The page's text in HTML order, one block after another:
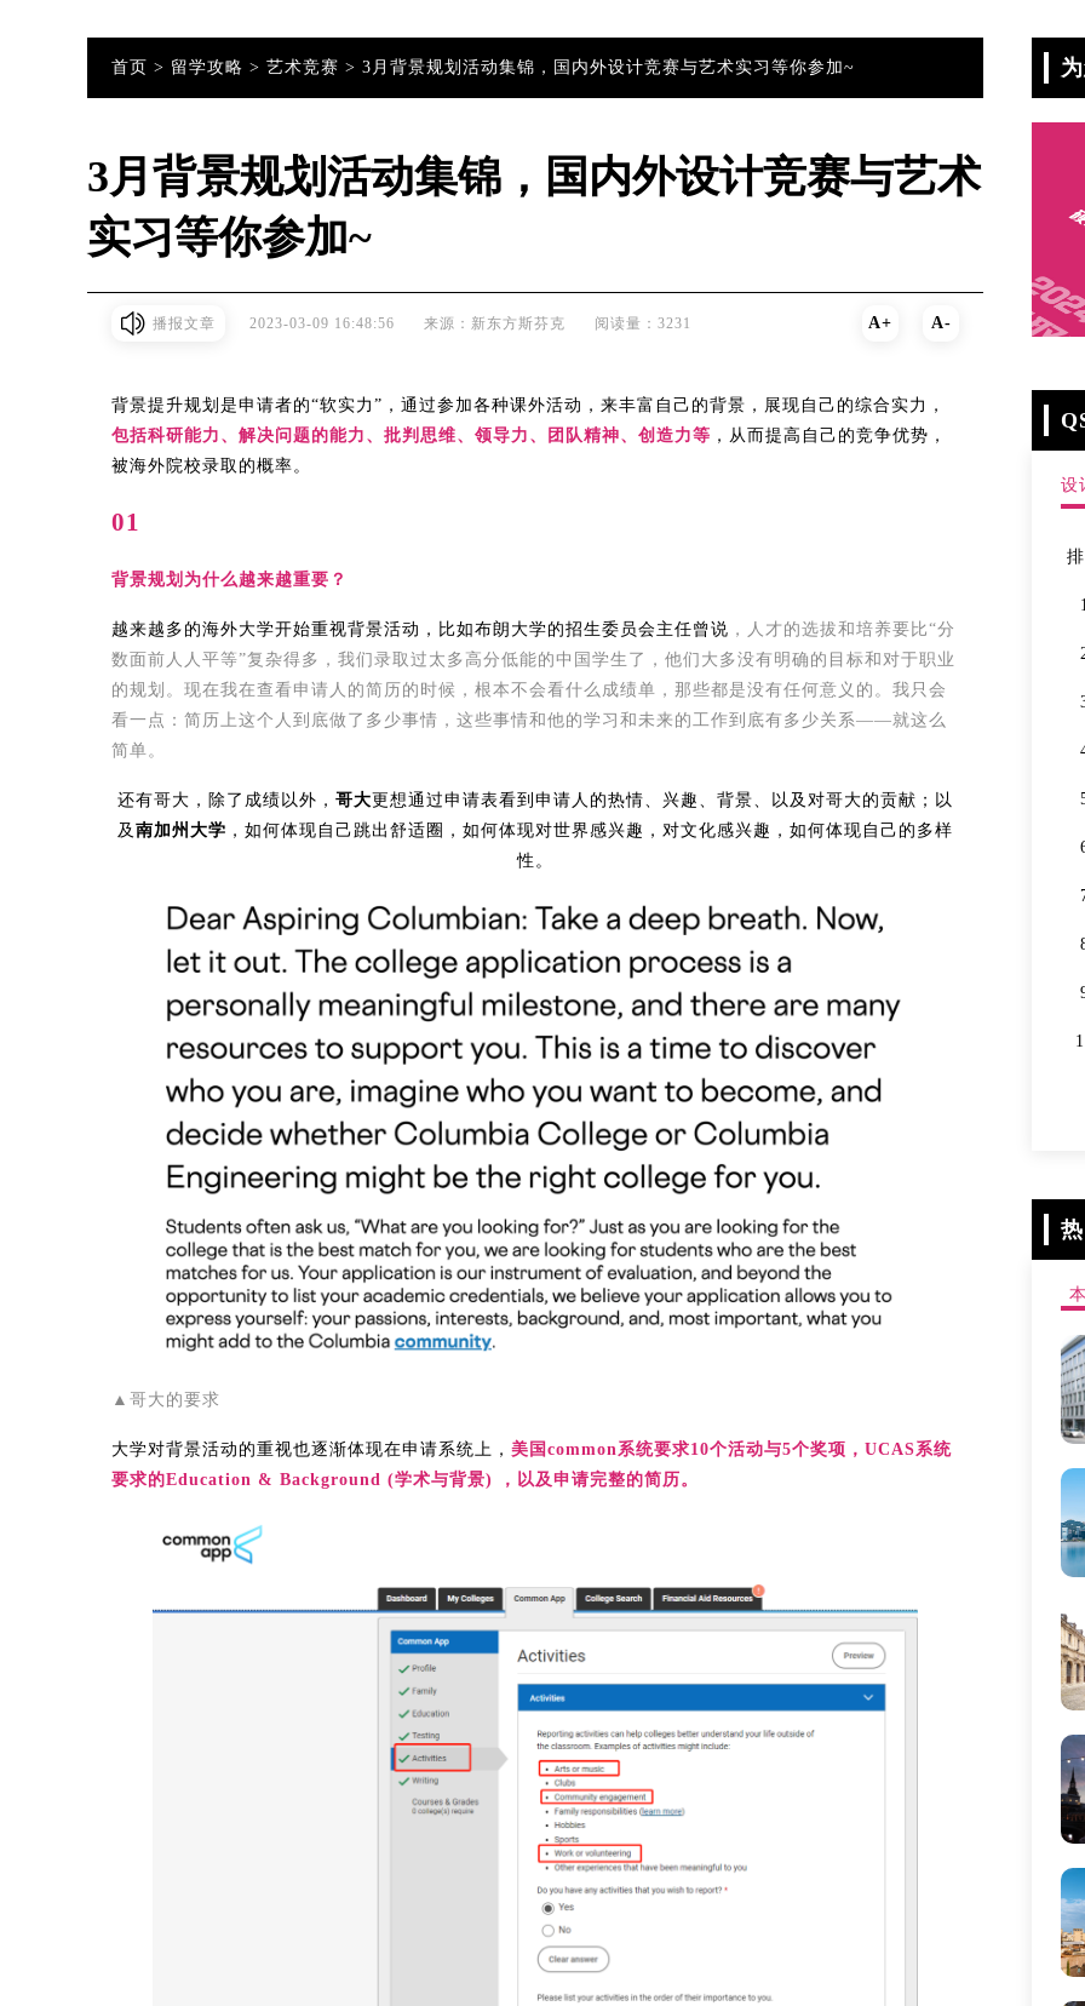
首页 > 留学攻略 > 艺术竞赛 > 3月背景规划活动集锦，国内外设计竞赛与艺术实习等你参加~
3月背景规划活动集锦，国内外设计竞赛与艺术
实习等你参加~
播报文章 2023-03-09 16:48:56 来源：新东方斯芬克 阅读量：3231 A+ A-
背景提升规划是申请者的“软实力”，通过参加各种课外活动，来丰富自己的背景，展现自己的综合实力，
包括科研能力、解决问题的能力、批判思维、领导力、团队精神、创造力等 ，从而提高自己的竞争优势，
被海外院校录取的概率。
01
背景规划为什么越来越重要？
越来越多的海外大学开始重视背景活动，比如布朗大学的招生委员会主任曾说 ，人才的选拔和培养要比“分
数面前人人平等”复杂得多，我们录取过太多高分低能的中国学生了，他们大多没有明确的目标和对于职业
的规划。现在我在查看申请人的简历的时候，根本不会看什么成绩单，那些都是没有任何意义的。我只会
看一点：简历上这个人到底做了多少事情，这些事情和他的学习和未来的工作到底有多少关系――就这么
简单。
还有哥大，除了成绩以外， 哥大更想通过申请表看到申请人的热情、兴趣、背景、以及对哥大的贡献；以
及 南加州大学 ，如何体现自己跳出舒适圈，如何体现对世界感兴趣，对文化感兴趣，如何体现自己的多样
性。
▲哥大的要求
大学对背景活动的重视也逐渐体现在申请系统上， 美国common系统要求10个活动与5个奖项，UCAS系统
要求的Education & Background (学术与背景) ，以及申请完整的简历。
设